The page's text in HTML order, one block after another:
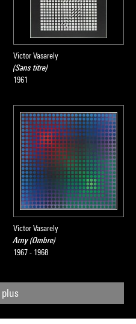
Victor Vasarely
(Sans titre)
1961
Victor Vasarely
Arny (Ombre)
1967 - 1968